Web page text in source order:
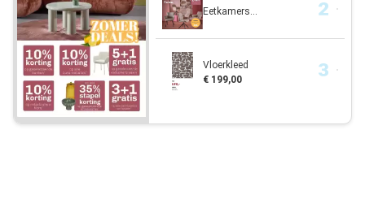
Eetkamers...
Vloerkleed
€ 199,00